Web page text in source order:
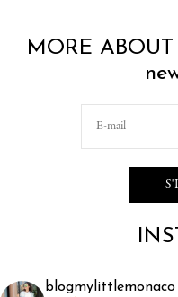
MORE
blogmylittlemonaco